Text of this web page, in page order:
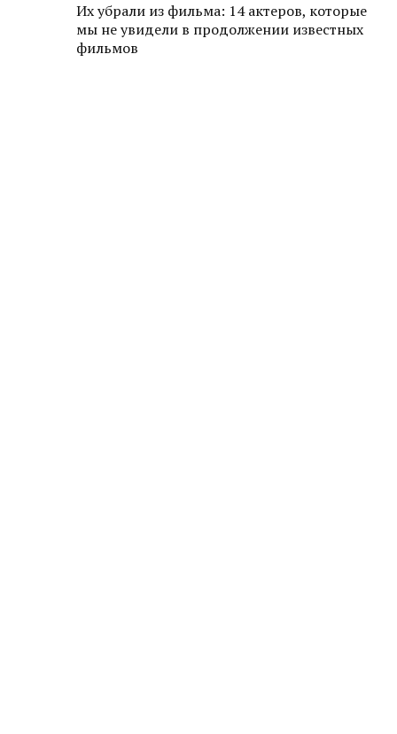
Их убрали из фильма: 14 актеров, которые
мы не увидели в продолжении известных
фильмов